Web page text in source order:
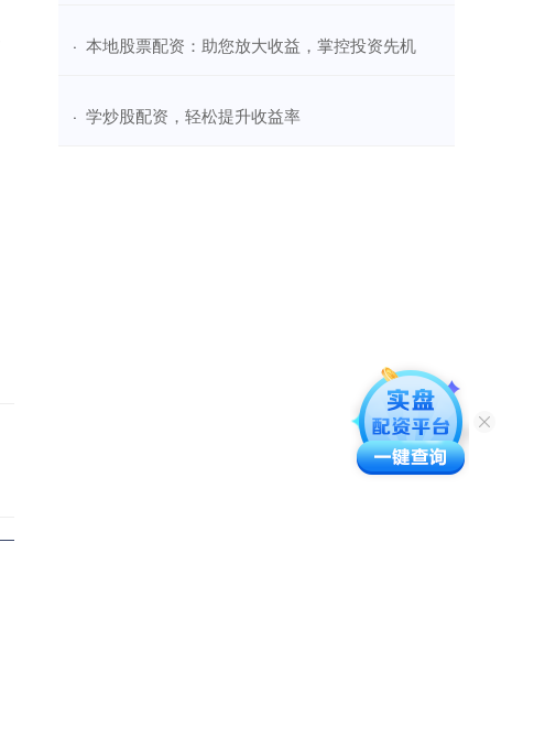
· ​本地股票配资：助您放大收益，掌控投资先机
· ​学炒股配资，轻松提升收益率